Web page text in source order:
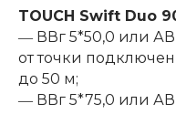
TOUCH Swift Duo
― ВВг 5*50,0 или
от точки
до 50 м;
― ВВг 5*75,0 или